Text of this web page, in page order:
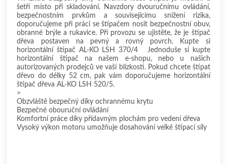
šetří místo při skladování. Navzdory dvouručnímu ovládání,
bezpečnostním prvkům a souvisejícímu snížení rizika,
doporučujeme při práci se štípačem nosit bezpečnostní obuv,
obranné brýle a rukavice. Při provozu se ujistěte, že je štípač
dřeva postaven na pevný a rovný povrch. Kupte si
horizontální štípač AL-KO LSH 370/4 Jednoduše si kupte
horizontální štípač na našem e-shopu, nebo u našich
autorizovaných prodejců ve vaší blízkosti. Pokud chcete štípat
dřevo do délky 52 cm, pak vám doporučujeme horizontální
štípač dřeva AL-KO LSH 520/5.
>
Obzvláště bezpečný díky ochrannému krytu
Bezpečné obouruční ovládání
Komfortní práce díky přídavným plochám pro vedení dřeva
Vysoký výkon motoru umožňuje dosahování velké štípací síly